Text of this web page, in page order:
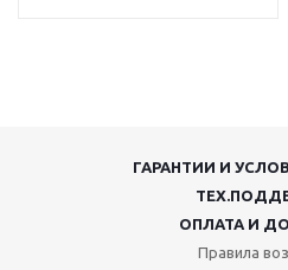
ГАРАНТИИ И
ОПЛАТА И
Правила